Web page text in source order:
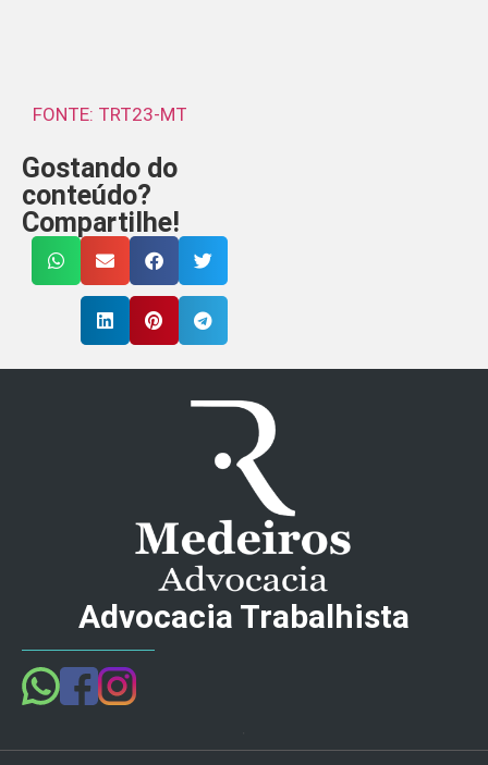
FONTE: TRT23-MT
Gostando do
conteúdo?
Compartilhe!
Advocacia Trabalhista